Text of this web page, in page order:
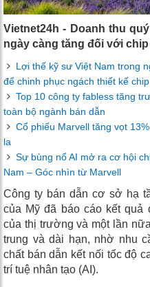
Vietnet24h - Doanh thu
ngày càng tăng đối với
Lợi thế kỹ sư Việt Nam trong
để chinh phục ngách thiết kế chip
Top 10 công ty fabless tăng
toàn bộ ngành bán dẫn
Cổ phiếu Marvell tăng vọt
la
Sự bùng nổ AI mở ra cơ hội
Nam – Góc nhìn từ Marvell
Công ty bán dẫn cơ sở hạ
của Mỹ đã báo cáo kết quả
của thị trường và một lần
trung và dài hạn, nhờ nhu
chất bán dẫn kết nối tốc độ
trí tuệ nhân tạo (AI).